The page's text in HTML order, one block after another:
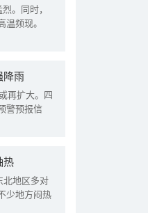
。同时，
频现。
降雨
再扩大。四
警预报信
热
北地区多对
少地方闷热